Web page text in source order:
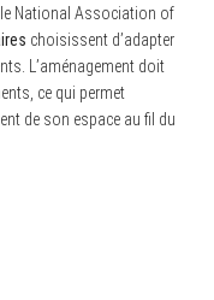
le National Association of
choisissent d’adapter
L’aménagement doit
ce qui permet
de son espace au fil du